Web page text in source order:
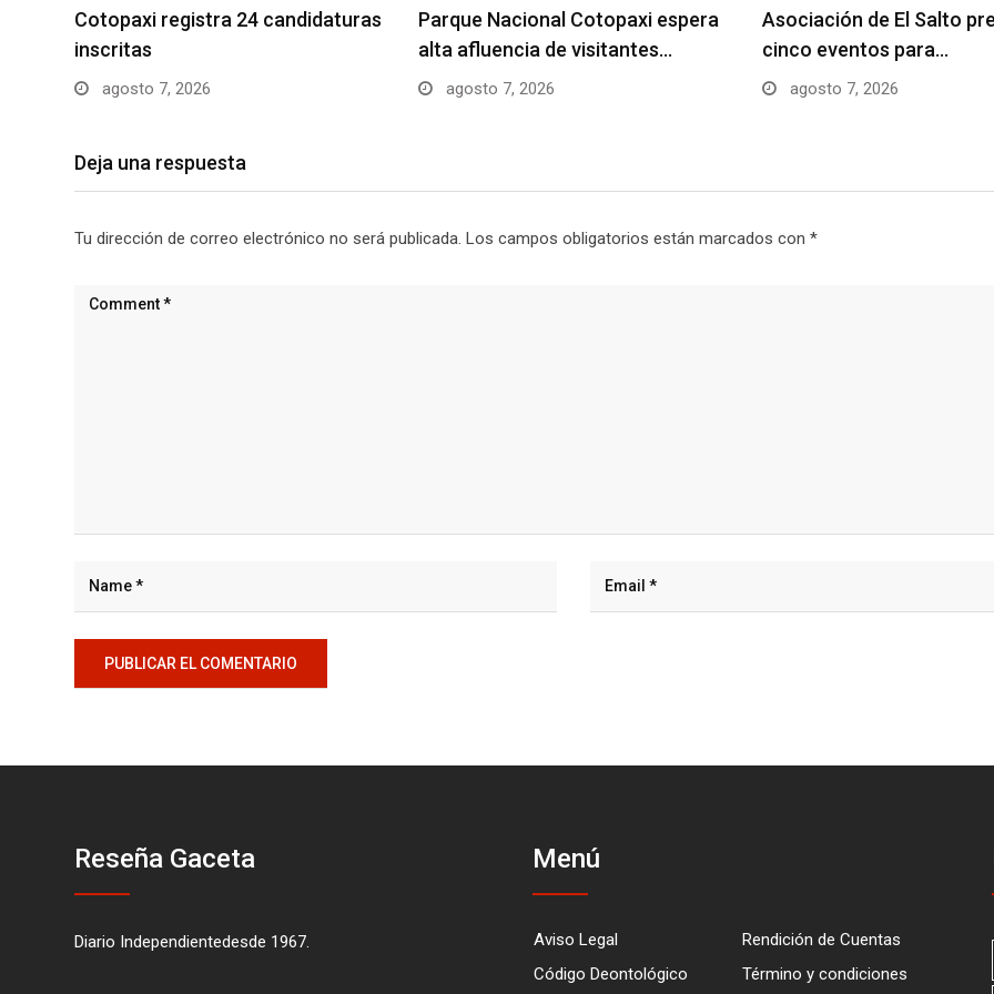
Cotopaxi registra 24 candidaturas
inscritas
agosto 7, 2026
Parque Nacional Cotopaxi espera
alta afluencia de visitantes…
agosto 7, 2026
Asociación de El Salto
cinco eventos para…
agosto 7, 2026
Deja una respuesta
Tu dirección de correo electrónico no será publicada. Los campos obligatorios están marcados con *
Reseña Gaceta
Diario Independientedesde 1967.
Menú
Aviso Legal
Rendición de Cuentas
Código Deontológico
Término y condiciones